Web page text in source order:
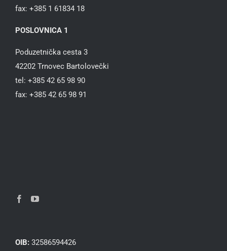
fax: +385 1 61834 18
POSLOVNICA 1
Poduzetnička cesta 3
42202 Trnovec Bartolovečki
tel: +385 42 65 98 90
fax: +385 42 65 98 91
OIB: 32586594426